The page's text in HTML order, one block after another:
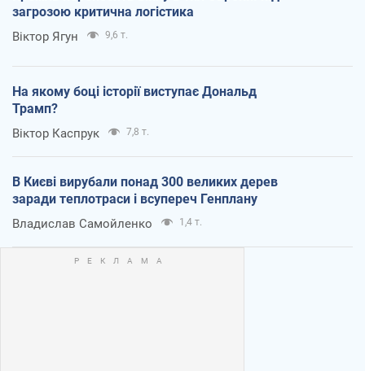
загрозою критична логістика
Віктор Ягун 9,6 т.
На якому боці історії виступає Дональд
Трамп?
Віктор Каспрук 7,8 т.
В Києві вирубали понад 300 великих дерев
заради теплотраси і всупереч Генплану
Владислав Самойленко 1,4 т.